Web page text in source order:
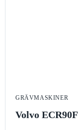
GRÄVMASKINER
Volvo ECR90F